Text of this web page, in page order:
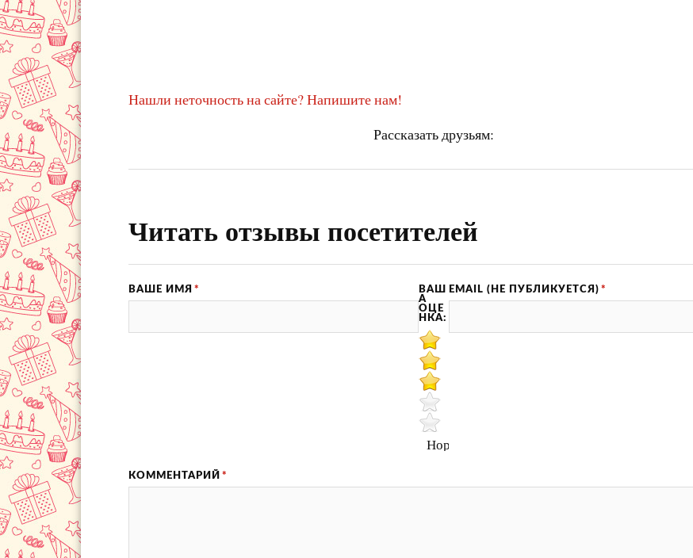
Нашли неточность на сайте? Напишите нам!
Рассказать друзьям:
Читать отзывы посетителей
ВАШЕ ИМЯ * EMAIL (НЕ ПУБЛИКУЕТСЯ) *
ВАШ
А
ОЦЕ
НКА:
Нормально
КОММЕНТАРИЙ *